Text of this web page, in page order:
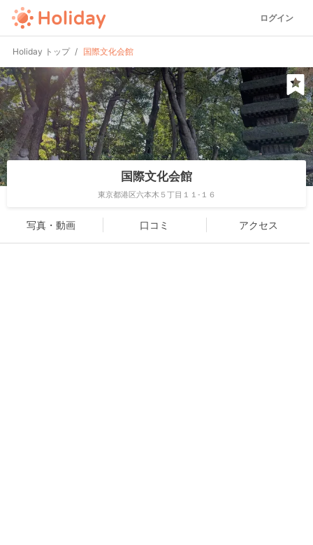
ログイン
Holiday トップ 国際文化会館
国際文化会館
東京都港区六本木５丁目１１-１６
写真・動画 口コミ アクセス